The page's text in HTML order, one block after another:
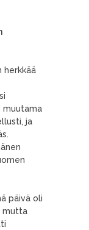
herkkää
muutama
ja
päivä oli
mutta